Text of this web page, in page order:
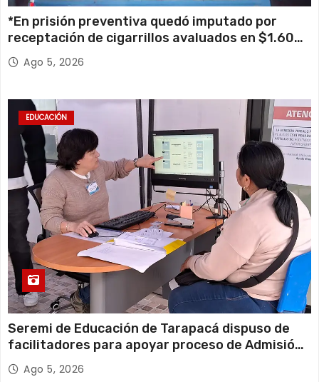
*En prisión preventiva quedó imputado por
receptación de cigarrillos avaluados en $1.600
millones*
Ago 5, 2026
EDUCACIÓN
Seremi de Educación de Tarapacá dispuso de
facilitadores para apoyar proceso de Admisión
Escolar 2027
Ago 5, 2026